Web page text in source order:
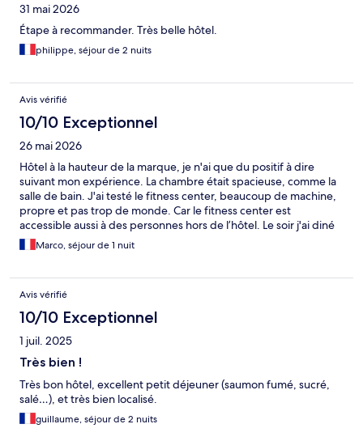
31 mai 2026
Étape à recommander. Très belle hôtel.
philippe, séjour de 2 nuits
Avis vérifié
10/10 Exceptionnel
26 mai 2026
Hôtel à la hauteur de la marque, je n'ai que du positif à dire
suivant mon expérience. La chambre était spacieuse, comme la
salle de bain. J'ai testé le fitness center, beaucoup de machine,
propre et pas trop de monde. Car le fitness center est
accessible aussi à des personnes hors de l’hôtel. Le soir j'ai diné
dans leur lounge, plat conforme à ce que j’espérai. pour finir, le
personnel était agréable et professionnel.
Marco, séjour de 1 nuit
Avis vérifié
10/10 Exceptionnel
1 juil. 2025
Très bien !
Très bon hôtel, excellent petit déjeuner (saumon fumé, sucré,
salé…), et très bien localisé.
guillaume, séjour de 2 nuits